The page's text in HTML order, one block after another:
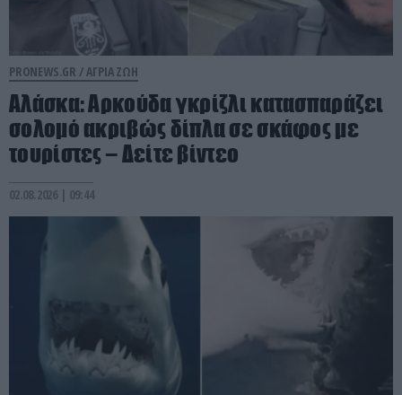
PRONEWS.GR /ΑΓΡΙΑ ΖΩΗ
Αλάσκα: Αρκούδα γκρίζλι κατασπαράζει
σολομό ακριβώς δίπλα σε σκάφος με
τουρίστες – Δείτε βίντεο
02.08.2026 | 09:44